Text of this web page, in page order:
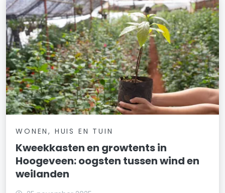
WONEN, HUIS EN TUIN
Kweekkasten en growtents in
Hoogeveen: oogsten tussen wind en
weilanden